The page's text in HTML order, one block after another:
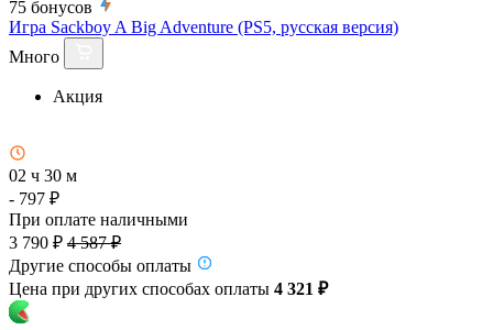
75 бонусов
Игра Sackboy A Big Adventure (PS5, русская версия)
Много
Акция
02 ч 30 м
- 797 ₽
При оплате наличными
3 790 ₽ 4 587 ₽
Другие способы оплаты
Цена при других способах оплаты 4 321 ₽